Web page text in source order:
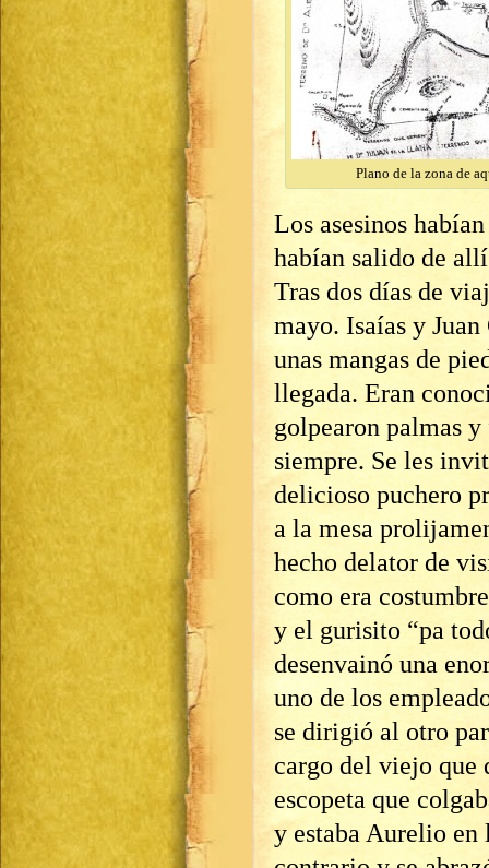
Plano de la zona de
Los asesinos
habían salido de
Tras dos días de
mayo. Isaías y Juan
unas mangas de
llegada. Eran
golpearon palmas
siempre. Se les
delicioso puchero
a la mesa
hecho delator de
como era
y el gurisito “pa
desenvainó una
uno de los
se dirigió al otro
cargo del viejo que
escopeta que
y estaba Aurelio